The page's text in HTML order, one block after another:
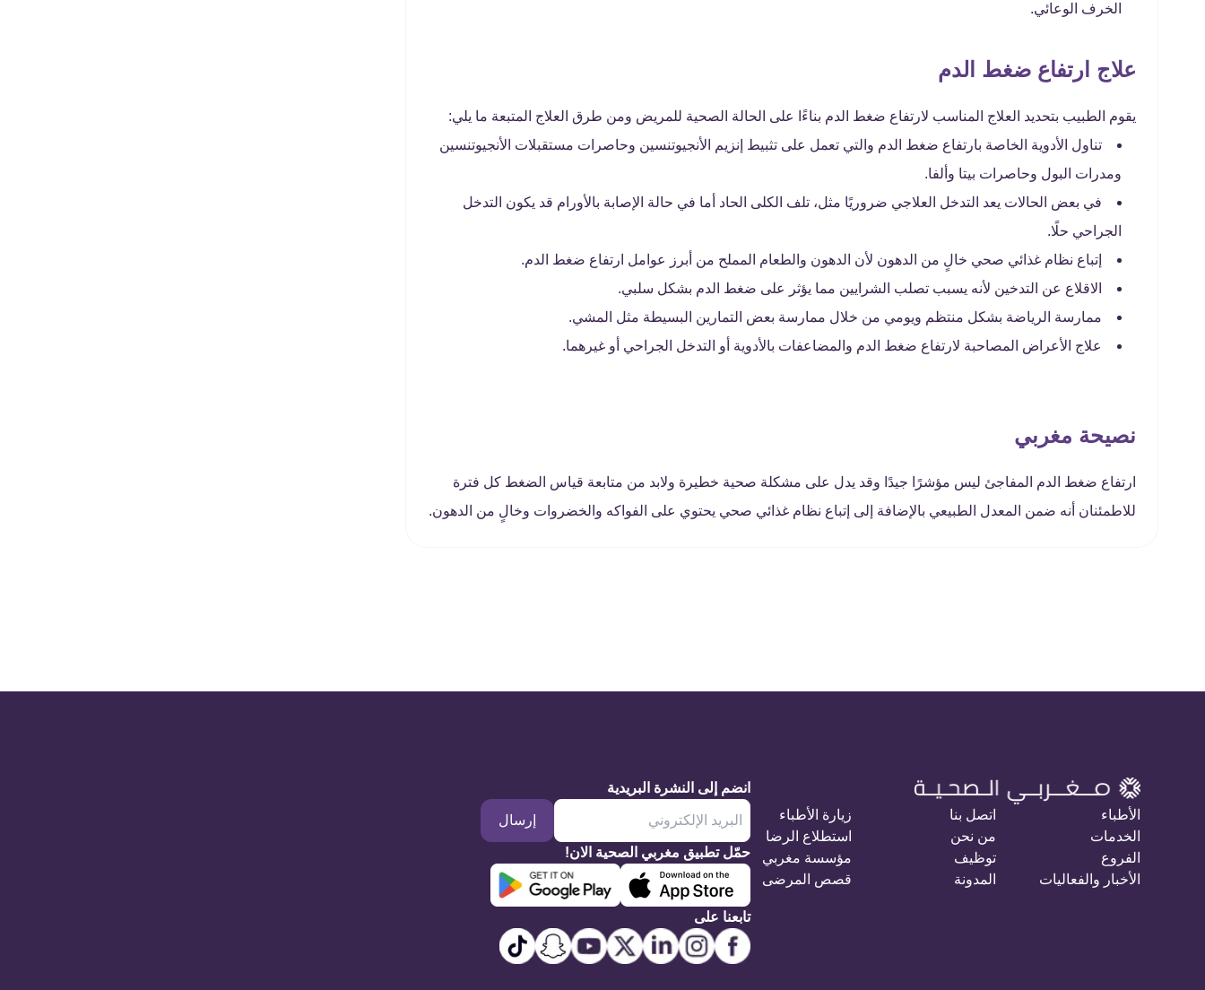
الخرف الوعائي.
علاج ارتفاع ضغط الدم
يقوم الطبيب بتحديد العلاج المناسب لارتفاع ضغط الدم بناءًا على الحالة الصحية للمريض ومن طرق العلاج المتبعة ما يلي:
تناول الأدوية الخاصة بارتفاع ضغط الدم والتي تعمل على تثبيط إنزيم الأنجيوتنسين وحاصرات مستقبلات الأنجيوتنسين
ومدرات البول وحاصرات بيتا وألفا.
في بعض الحالات يعد التدخل العلاجي ضروريًا مثل، تلف الكلى الحاد أما في حالة الإصابة بالأورام قد يكون التدخل
الجراحي حلًا.
إتباع نظام غذائي صحي خالٍ من الدهون لأن الدهون والطعام المملح من أبرز عوامل ارتفاع ضغط الدم.
الاقلاع عن التدخين لأنه يسبب تصلب الشرايين مما يؤثر على ضغط الدم بشكل سلبي.
ممارسة الرياضة بشكل منتظم ويومي من خلال ممارسة بعض التمارين البسيطة مثل المشي.
علاج الأعراض المصاحبة لارتفاع ضغط الدم والمضاعفات بالأدوية أو التدخل الجراحي أو غيرهما.
نصيحة مغربي
ارتفاع ضغط الدم المفاجئ ليس مؤشرًا جيدًا وقد يدل على مشكلة صحية خطيرة ولابد من متابعة قياس الضغط كل فترة
للاطمئنان أنه ضمن المعدل الطبيعي بالإضافة إلى إتباع نظام غذائي صحي يحتوي على الفواكه والخضروات وخالٍ من الدهون.
الأطباء
الخدمات
الفروع
الأخبار والفعاليات
اتصل بنا
من نحن
توظيف
المدونة
زيارة الأطباء
استطلاع الرضا
مؤسسة مغربي
قصص المرضى
انضم إلى النشرة البريدية
إرسال
حمّل تطبيق مغربي الصحية الان!
تابعنا على